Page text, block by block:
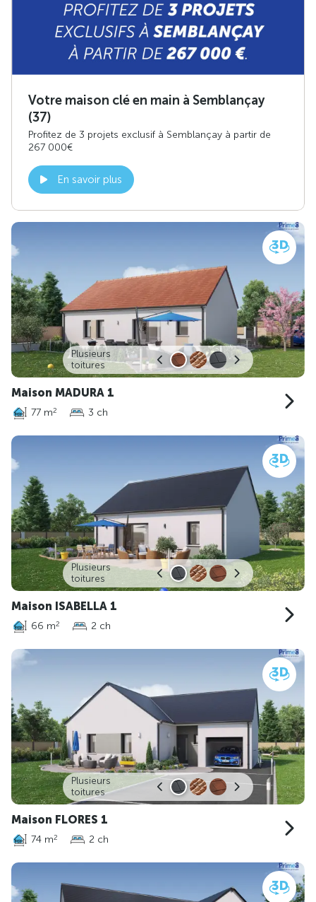
Votre maison clé en main à Semblançay
(37)
Profitez de 3 projets exclusif à Semblançay à partir de
267 000€
En savoir plus
Maison MADURA 1
77 m2 3 ch
Plusieurs
toitures
Maison ISABELLA 1
66 m2 2 ch
Plusieurs
toitures
Maison FLORES 1
74 m2 2 ch
Plusieurs
toitures